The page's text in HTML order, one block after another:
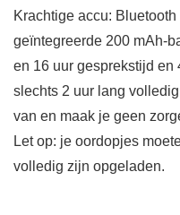
Krachtige accu:
geïntegreerde 200 mAh-
en 16 uur gesprekstijd en
slechts 2 uur lang
van en maak je geen
Let op: je oordopjes
volledig zijn opgeladen.